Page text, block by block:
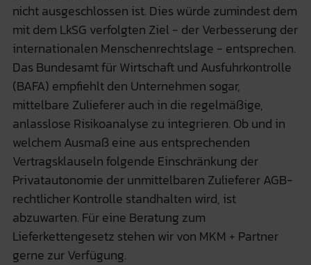
nicht ausgeschlossen ist. Dies würde zumindest dem
mit dem LkSG verfolgten Ziel - der Verbesserung der
internationalen Menschenrechtslage - entsprechen.
Das Bundesamt für Wirtschaft und Ausfuhrkontrolle
(BAFA) empfiehlt den Unternehmen sogar,
mittelbare Zulieferer auch in die regelmäßige,
anlasslose Risikoanalyse zu integrieren. Ob und in
welchem Ausmaß eine aus entsprechenden
Vertragsklauseln folgende Einschränkung der
Privatautonomie der unmittelbaren Zulieferer AGB-
rechtlicher Kontrolle standhalten wird, ist
abzuwarten. Für eine Beratung zum
Lieferkettengesetz stehen wir von MKM + Partner
gerne zur Verfügung.